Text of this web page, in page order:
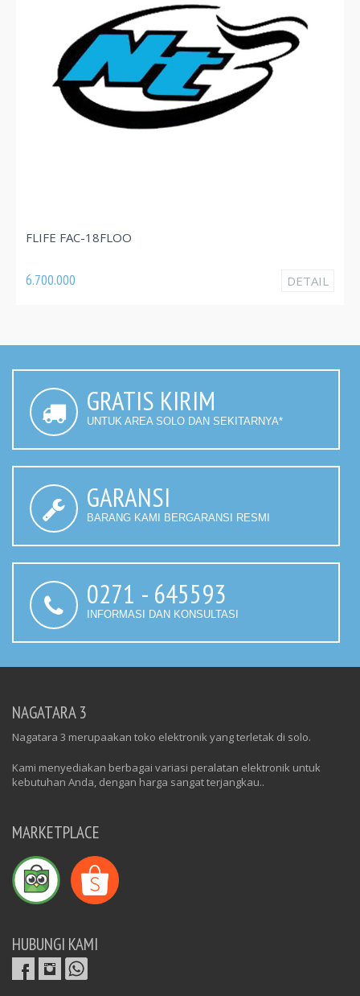
FLIFE FAC-18FLOO
6.700.000 DETAIL
GRATIS KIRIM
UNTUK AREA SOLO DAN SEKITARNYA*
GARANSI
BARANG KAMI BERGARANSI RESMI
0271 - 645593
INFORMASI DAN KONSULTASI
NAGATARA 3
Nagatara 3 merupaakan toko elektronik yang terletak di solo.
Kami menyediakan berbagai variasi peralatan elektronik untuk
kebutuhan Anda, dengan harga sangat terjangkau..
MARKETPLACE
HUBUNGI KAMI